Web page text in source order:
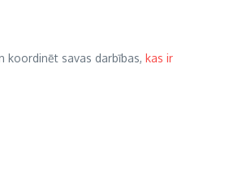
koordinēt savas darbības, kas ir